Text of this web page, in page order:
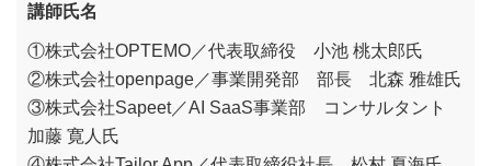
講師氏名
①株式会社OPTEMO／代表取締役 小池 桃太郎氏
②株式会社openpage／事業開発部 部長 北森 雅雄氏
③株式会社Sapeet／AI SaaS事業部 コンサルタント
加藤 寛人氏